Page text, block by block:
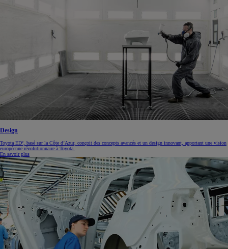
Design
Toyota ED², basé sur la Côte d’Azur, conçoit des concepts avancés et un design innovant, apportant une vision
européenne révolutionnaire à Toyota.
En savoir plus